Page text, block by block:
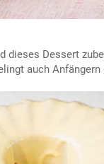
dieses Dessert
auch Anfängern